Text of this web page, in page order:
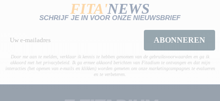
FITA'NEWS
SCHRIJF JE IN VOOR ONZE NIEUWSBRIEF
ABONNEREN
Door me aan te melden, verklaar ik kennis te hebben genomen van de gebruiksvoorwaarden en ga ik
akkoord met het privacybeleid. Ik ga ermee akkoord berichten van Fitadium te ontvangen en dat mijn
interacties (het openen van e-mails en klikken) worden gemeten om onze marketingcampagnes te evalueren
en te verbeteren.